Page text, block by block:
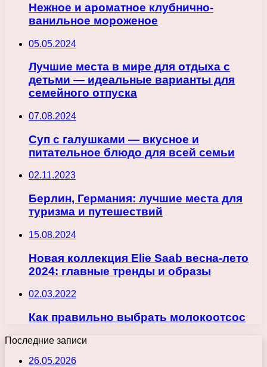
Нежное и ароматное клубнично-
ванильное мороженое
05.05.2024
Лучшие места в мире для отдыха с
детьми — идеальные варианты для
семейного отпуска
07.08.2024
Суп с галушками — вкусное и
питательное блюдо для всей семьи
02.11.2023
Берлин, Германия: лучшие места для
туризма и путешествий
15.08.2024
Новая коллекция Elie Saab весна-лето
2024: главные тренды и образы
02.03.2022
Как правильно выбрать молокоотсос
Последние записи
26.05.2026